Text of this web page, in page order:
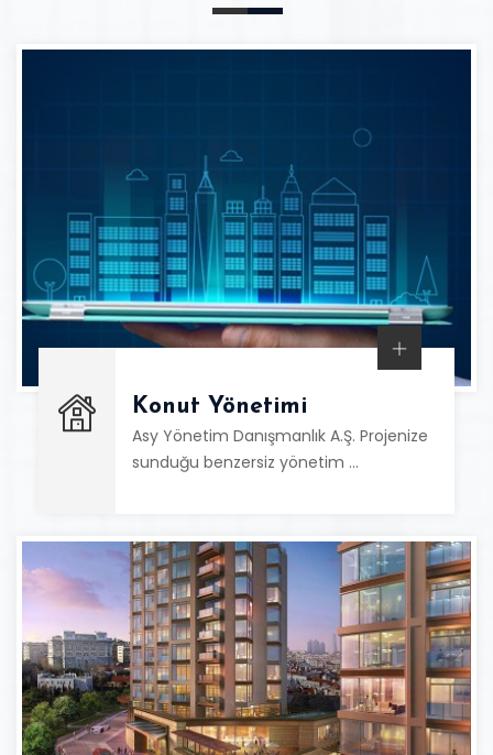
Konut Yönetimi
Asy Yönetim Danışmanlık A.Ş. Projenize
sunduğu benzersiz yönetim …